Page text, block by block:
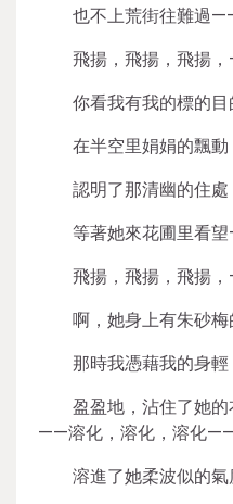
也不上荒街往難過
飛揚，飛揚，飛揚
你看我有我的標的目
在半空里娟娟的飄動
認明了那清幽的住處
等著她來花圃里看
飛揚，飛揚，飛揚
啊，她身上有朱砂梅
那時我憑藉我的身輕
盈盈地，沾住了她
——溶化，溶化，溶化
溶進了她柔波似的氣